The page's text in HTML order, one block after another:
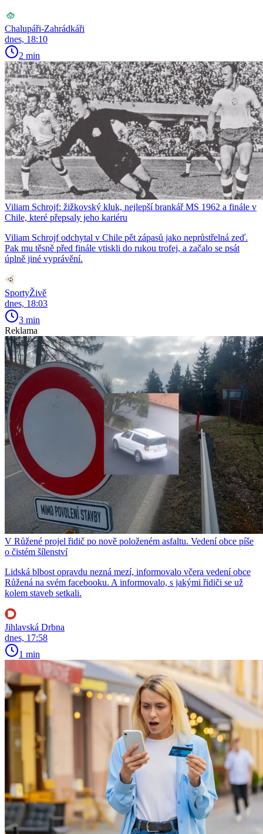
Chalupáři-Zahrádkáři
dnes, 18:10
2 min
Viliam Schrojf: žižkovský kluk, nejlepší brankář MS 1962 a finále v
Chile, které přepsaly jeho kariéru
Viliam Schrojf odchytal v Chile pět zápasů jako neprůstřelná zeď.
Pak mu těsně před finále vtiskli do rukou trofej, a začalo se psát
úplně jiné vyprávění.
SportyŽivě
dnes, 18:03
3 min
Reklama
V Růžené projel řidič po nově položeném asfaltu. Vedení obce píše
o čistém šílenství
Lidská blbost opravdu nezná mezí, informovalo včera vedení obce
Růžená na svém facebooku. A informovalo, s jakými řidiči se už
kolem staveb setkali.
Jihlavská Drbna
dnes, 17:58
1 min